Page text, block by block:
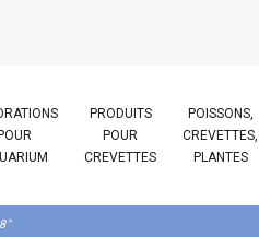
PRODUITS
POUR
CREVETTES
POISSONS,
CREVETTES,
PLANTES